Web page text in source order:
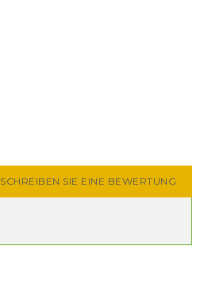
SCHREIBEN SIE EINE BEWERTUNG